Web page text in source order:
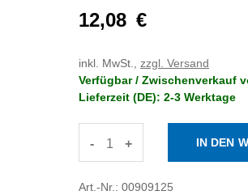
12,08 €
inkl. MwSt., zzgl. Versand
Verfügbar / Zwischenverkauf
Lieferzeit (DE): 2-3 Werktage
- +
Art.-Nr.: 00909125